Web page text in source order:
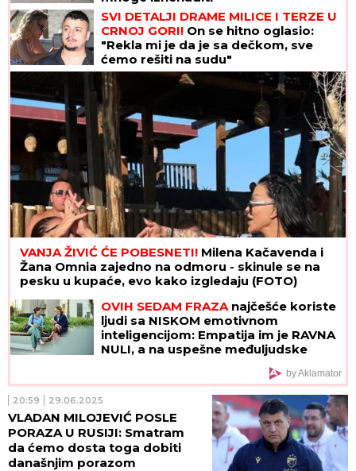
SVI DETALJI DRAME MILICE I TERZE U
CRNOJ GORI! On se hitno oglasio:
"Rekla mi je da je sa dečkom, sve
ćemo rešiti na sudu"
VANJA ŽIVIĆ ĆE POBESNETI! Milena Kačavenda i
Žana Omnia zajedno na odmoru - skinule se na
pesku u kupaće, evo kako izgledaju (FOTO)
OVIH SEDAM FRAZA najčešće koriste
ljudi sa NISKOM emotivnom
inteligencijom: Empatija im je RAVNA
NULI, a na uspešne međuljudske
by Aklamator
20:59 29.06.2025
VLADAN MILOJEVIĆ POSLE
PORAZA U RUSIJI: Smatram
da ćemo dosta toga dobiti
današnjim porazom